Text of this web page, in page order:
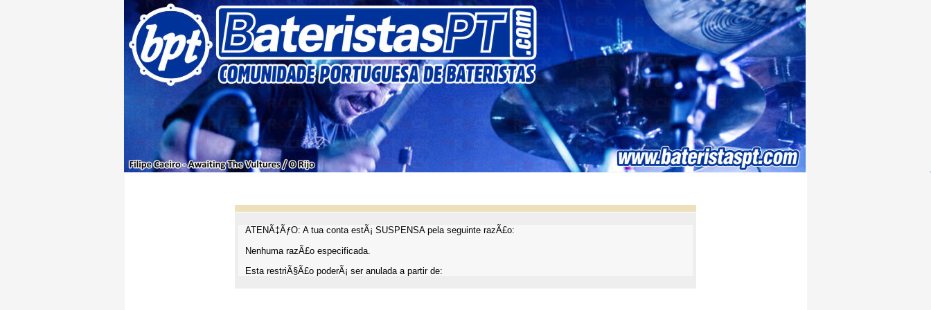
ATENÃ‡ÃƒO: A tua conta estÃ¡ SUSPENSA pela seguinte razÃ£o:
Nenhuma razÃ£o especificada.
Esta restriÃ§Ã£o poderÃ¡ ser anulada a partir de: